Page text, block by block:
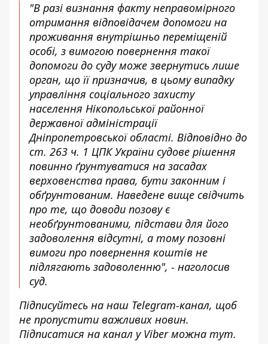
"В разі визнання факту неправомірного
отримання відповідачем допомоги на
проживання внутрішньо переміщеній
особі, з вимогою повернення такої
допомоги до суду може звернутись лише
орган, що її призначив, в цьому випадку
управління соціального захисту
населення Нікопольської районної
державної адміністрації
Дніпропетровської області. Відповідно до
ст. 263 ч. 1 ЦПК України судове рішення
повинно ґрунтуватися на засадах
верховенства права, бути законним і
обґрунтованим. Наведене вище свідчить
про те, що доводи позову є
необґрунтованими, підстави для його
задоволення відсутні, а тому позовні
вимоги про повернення коштів не
підлягають задоволенню", - наголосив
суд.
Підписуйтесь на наш Telegram-канал, щоб
не пропустити важливих новин.
Підписатися на канал у Viber можна тут.